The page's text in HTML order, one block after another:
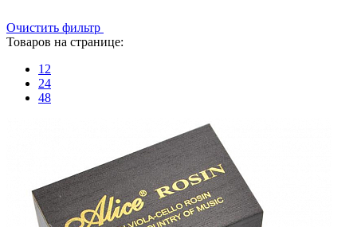
Очистить фильтр
Товаров на странице:
12
24
48